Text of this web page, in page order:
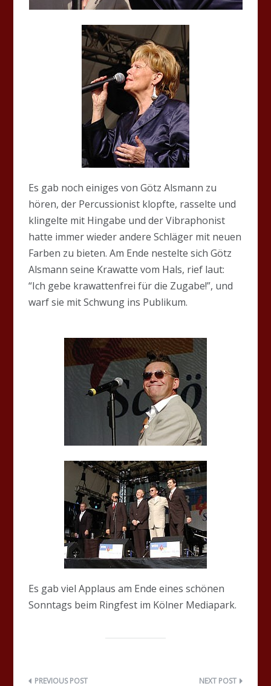
Es gab noch einiges von Götz Alsmann zu
hören, der Percussionist klopfte, rasselte und
klingelte mit Hingabe und der Vibraphonist
hatte immer wieder andere Schläger mit neuen
Farben zu bieten. Am Ende nestelte sich Götz
Alsmann seine Krawatte vom Hals, rief laut:
“Ich gebe krawattenfrei für die Zugabe!”, und
warf sie mit Schwung ins Publikum.
Es gab viel Applaus am Ende eines schönen
Sonntags beim Ringfest im Kölner Mediapark.